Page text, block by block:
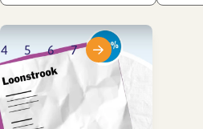
4 5 6 7